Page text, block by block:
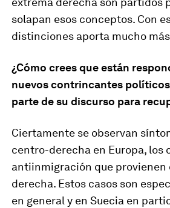
solapan esos conceptos. Con
distinciones aporta mucho
¿Cómo crees que están
nuevos contrincantes
parte de su discurso para
Ciertamente se observan
centro-derecha en Europa, los
antiinmigración que
derecha. Estos casos son
en general y en Suecia en